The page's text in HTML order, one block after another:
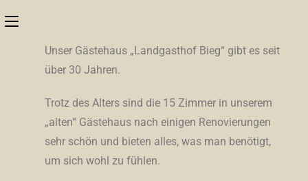
Unser Gästehaus „Landgasthof Bieg“ gibt es seit
über 30 Jahren.
Trotz des Alters sind die 15 Zimmer in unserem
„alten“ Gästehaus nach einigen Renovierungen
sehr schön und bieten alles, was man benötigt,
um sich wohl zu fühlen.